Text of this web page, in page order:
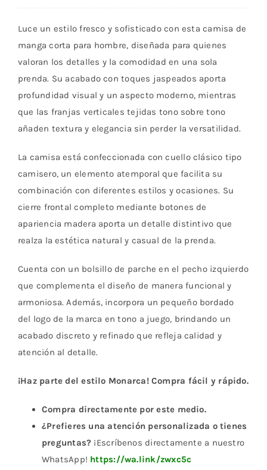
cantidad
Luce un estilo fresco y sofisticado con esta camisa de
manga corta para hombre, diseñada para quienes
valoran los detalles y la comodidad en una sola
prenda. Su acabado con toques jaspeados aporta
profundidad visual y un aspecto moderno, mientras
que las franjas verticales tejidas tono sobre tono
añaden textura y elegancia sin perder la versatilidad.
La camisa está confeccionada con cuello clásico tipo
camisero, un elemento atemporal que facilita su
combinación con diferentes estilos y ocasiones. Su
cierre frontal completo mediante botones de
apariencia madera aporta un detalle distintivo que
realza la estética natural y casual de la prenda.
Cuenta con un bolsillo de parche en el pecho izquierdo
que complementa el diseño de manera funcional y
armoniosa. Además, incorpora un pequeño bordado
del logo de la marca en tono a juego, brindando un
acabado discreto y refinado que refleja calidad y
atención al detalle.
¡Haz parte del estilo Monarca! Compra fácil y rápido.
Compra directamente por este medio.
¿Prefieres una atención personalizada o tienes
preguntas? ¡Escríbenos directamente a nuestro
WhatsApp! https://wa.link/zwxc5c